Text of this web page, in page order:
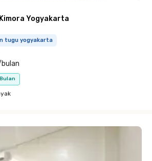
Yogyakarta
tugu yogyakarta
bulan